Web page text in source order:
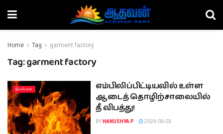
Home Tag garment factory
Tag:garment factory
இலங்கை
எம்பிலிப்பிட்டியவில் உள்ள
ஆடைத் தொழிற்சாலையில்
தீ விபத்து!
BY HANUSHYA P 2026-06-03